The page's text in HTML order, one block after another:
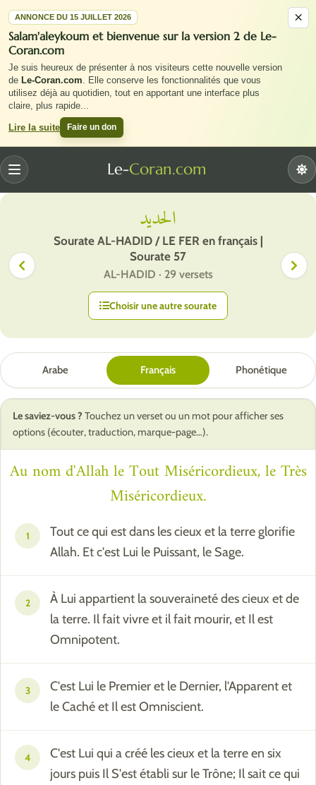
×
ANNONCE DU 15 JUILLET 2026
Salam'aleykoum et bienvenue sur la version 2 de Le-
Coran.com
Je suis heureux de présenter à nos visiteurs cette nouvelle version
de Le-Coran.com. Elle conserve les fonctionnalités que vous
utilisez déjà au quotidien, tout en apportant une interface plus
claire, plus rapide...
Lire la suite Faire un don
Le-Coran.com
Menu
الحديد
Sourate AL-HADID / LE FER en français |
Sourate 57
AL-HADID · 29 versets
Choisir une autre sourate
Arabe Français Phonétique
Le saviez-vous ? Touchez un verset ou un mot pour afficher ses
options (écouter, traduction, marque-page…).
Au nom d'Allah le Tout Miséricordieux, le Très
Miséricordieux.
1
Tout ce qui est dans les cieux et la terre glorifie
Allah. Et c'est Lui le Puissant, le Sage.
2
À Lui appartient la souveraineté des cieux et de
la terre. Il fait vivre et il fait mourir, et Il est
Omnipotent.
3
C'est Lui le Premier et le Dernier, l'Apparent et
le Caché et Il est Omniscient.
4
C'est Lui qui a créé les cieux et la terre en six
jours puis Il S'est établi sur le Trône; Il sait ce qui